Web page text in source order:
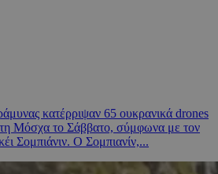
κατέρριψαν 65 ουκρανικά drones
Μόσχα το Σάββατο, σύμφωνα με τον
Σομπιάνιν. Ο Σομπιανίν,...